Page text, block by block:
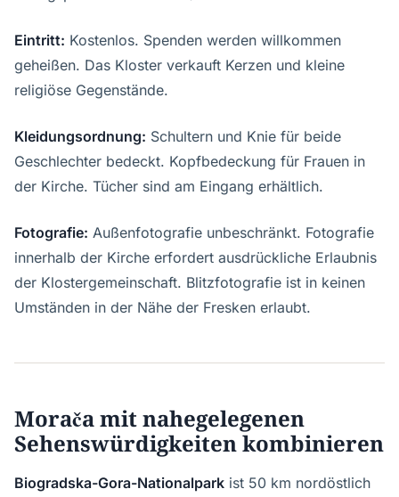
Eintritt: Kostenlos. Spenden werden willkommen
geheißen. Das Kloster verkauft Kerzen und kleine
religiöse Gegenstände.
Kleidungsordnung: Schultern und Knie für beide
Geschlechter bedeckt. Kopfbedeckung für Frauen in
der Kirche. Tücher sind am Eingang erhältlich.
Fotografie: Außenfotografie unbeschränkt. Fotografie
innerhalb der Kirche erfordert ausdrückliche Erlaubnis
der Klostergemeinschaft. Blitzfotografie ist in keinen
Umständen in der Nähe der Fresken erlaubt.
Morača mit nahegelegenen
Sehenswürdigkeiten kombinieren
Biogradska-Gora-Nationalpark ist 50 km nordöstlich